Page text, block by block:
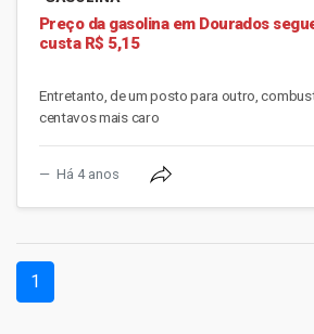
Preço da gasolina em Dourados
custa R$ 5,15
Entretanto, de um posto para outro,
centavos mais caro
Há 4 anos
1